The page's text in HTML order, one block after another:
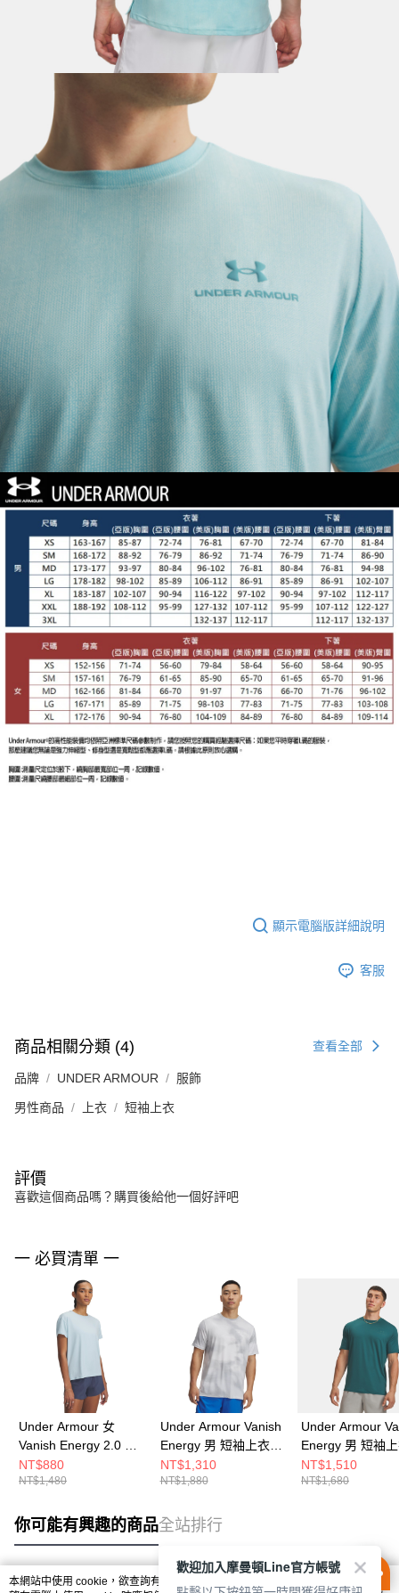
顯示電腦版詳細說明
客服
商品相關分類 (4) 查看全部
品牌 UNDER ARMOUR 服飾
男性商品 上衣 短袖上衣
評價
喜歡這個商品嗎？購買後給他一個好評吧
一 必買清單 一
Under Armour 女
Vanish Energy 2.0 女
短袖上衣 1379141-
494
NT$880
NT$1,480
Under Armour Vanish
Energy 男 短袖上衣
1383974-104
NT$1,310
NT$1,880
Under Armour
Energy 男 短袖
1383973-338
NT$1,510
NT$1,680
你可能有興趣的商品全站排行
本網站中使用 cookie，欲查詢有關本網站使用 cookie 方式之詳情，及若您不希
歡迎加入摩曼頓Line官方帳號